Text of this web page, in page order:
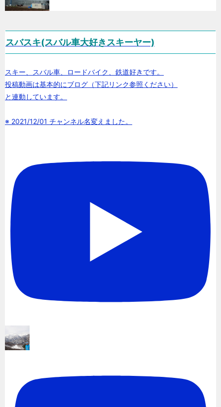
スバスキ(スバル車大好きスキーヤー)
スキー、スバル車、ロードバイク、鉄道好きです。
投稿動画は基本的にブログ（下記リンク参照ください）
と連動しています。
※ 2021/12/01 チャンネル名変えました。